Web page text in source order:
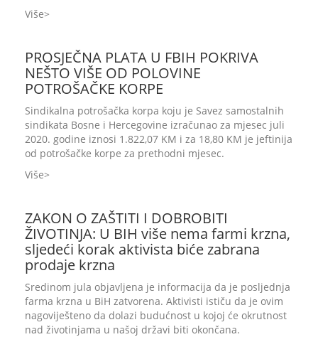
Više
PROSJEČNA PLATA U FBIH POKRIVA
NEŠTO VIŠE OD POLOVINE
POTROŠAČKE KORPE
Sindikalna potrošačka korpa koju je Savez samostalnih
sindikata Bosne i Hercegovine izračunao za mjesec juli
2020. godine iznosi 1.822,07 KM i za 18,80 KM je jeftinija
od potrošačke korpe za prethodni mjesec.
Više
ZAKON O ZAŠTITI I DOBROBITI
ŽIVOTINJA: U BIH više nema farmi krzna,
sljedeći korak aktivista biće zabrana
prodaje krzna
Sredinom jula objavljena je informacija da je posljednja
farma krzna u BiH zatvorena. Aktivisti ističu da je ovim
nagoviješteno da dolazi budućnost u kojoj će okrutnost
nad životinjama u našoj državi biti okončana.